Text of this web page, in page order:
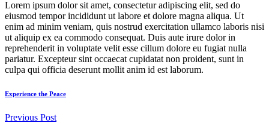
Lorem ipsum dolor sit amet, consectetur adipiscing elit, sed do
eiusmod tempor incididunt ut labore et dolore magna aliqua. Ut
enim ad minim veniam, quis nostrud exercitation ullamco laboris nisi
ut aliquip ex ea commodo consequat. Duis aute irure dolor in
reprehenderit in voluptate velit esse cillum dolore eu fugiat nulla
pariatur. Excepteur sint occaecat cupidatat non proident, sunt in
culpa qui officia deserunt mollit anim id est laborum.
Experience the Peace
Previous Post